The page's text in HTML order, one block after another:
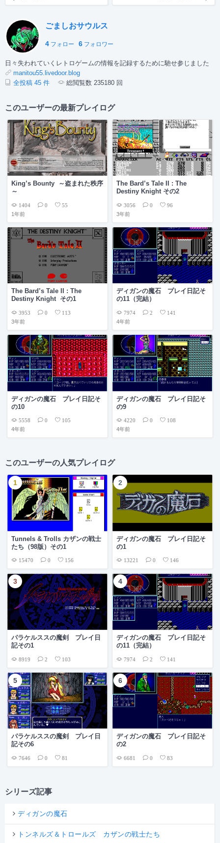
ごましおサウルス
4 フォロー 6 フォロワー
日々失われていくレトロゲームの情報を記録するために馳せ参じました
manitou55.livedoor.blog
全投稿 45 件
総閲覧数 235180 回
このユーザーの最新プレイログ
King’s Bounty ～盗まれた秩序
～
1404 0 55
1年前
The Bard’s Tale II : The
Destiny Knight その2
3056 0 96
3年前
The Bard’s Tale II : The
Destiny Knight その1
3953 0 113
3年前
ディガンの魔石 プレイ日記そ
の11（完結）
7974 2 141
4年前
ディガンの魔石 プレイ日記そ
の10
5558 0 105
4年前
ディガンの魔石 プレイ日記そ
の9
4220 0 108
4年前
このユーザーの人気プレイログ
Tunnels & Trolls カザンの戦士
たち（98版）その1
15470 0 156
ディガンの魔石 プレイ日記そ
の1
13221 0 146
パラケルススの魔剣 プレイ日
記その1
8919 2 103
ディガンの魔石 プレイ日記そ
の11（完結）
7974 2 141
パラケルススの魔剣 プレイ日
記その6
7646 0 81
ディガンの魔石 プレイ日記そ
の2
6681 0 83
シリーズ記事
ディガンの魔石
トンネルズ＆トロールズ カザンの戦士たち